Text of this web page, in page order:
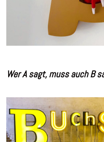
Wer A sagt, muss auch B